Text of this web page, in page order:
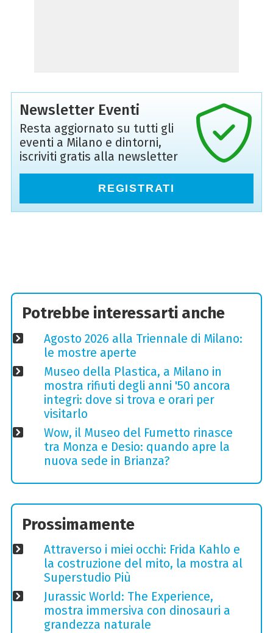
Newsletter Eventi
Resta aggiornato su tutti gli
eventi a Milano e dintorni,
iscriviti gratis alla newsletter
REGISTRATI
Potrebbe interessarti anche
Agosto 2026 alla Triennale di Milano:
le mostre aperte
Museo della Plastica, a Milano in
mostra rifiuti degli anni '50 ancora
integri: dove si trova e orari per
visitarlo
Wow, il Museo del Fumetto rinasce
tra Monza e Desio: quando apre la
nuova sede in Brianza?
Prossimamente
Attraverso i miei occhi: Frida Kahlo e
la costruzione del mito, la mostra al
Superstudio Più
Jurassic World: The Experience,
mostra immersiva con dinosauri a
grandezza naturale